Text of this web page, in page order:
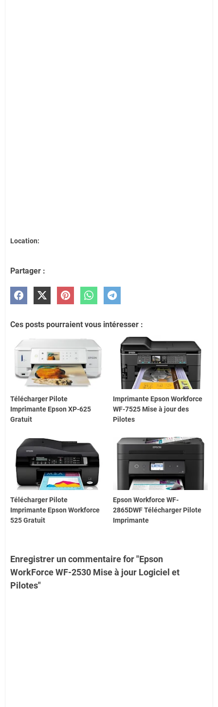
Location:
Partager :
Ces posts pourraient vous intéresser :
Télécharger Pilote
Imprimante Epson XP-625
Gratuit
Imprimante Epson Workforce
WF-7525 Mise à jour des
Pilotes
Télécharger Pilote
Imprimante Epson Workforce
525 Gratuit
Epson Workforce WF-
2865DWF Télécharger Pilote
Imprimante
Enregistrer un commentaire for "Epson
WorkForce WF-2530 Mise à jour Logiciel et
Pilotes"